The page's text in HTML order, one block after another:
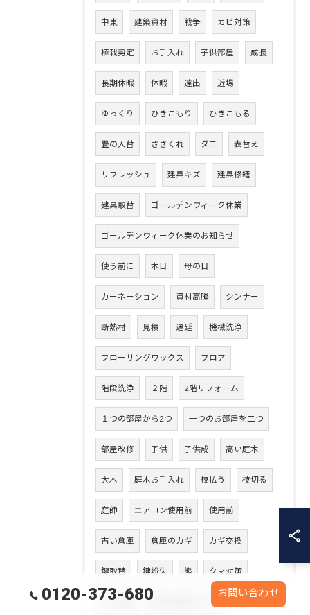
中東 建築資材 戦争 カビ対策
植栽剪定 お手入れ 子供部屋 成長
長期休暇 休暇 遠出 近場
ゆっくり ひきこもり ひきこもる
畳の入替 ささくれ ダニ 表替え
リフレッシュ 建具キズ 建具修繕
建具取替 ゴールデンウィーク休業
ゴールデンウィーク休業のお知らせ
使う前に 本日 母の日
カーネーション 資材高騰 シンナー
断熱材 見積 遅延 機械洗浄
フローリングワックス フロア
階段洗浄 ２階 2階リフォーム
１つの部屋から2つ 一つのお部屋を二つ
部屋改修 子供 子供成 高い庭木
大木 庭木お手入れ 枝払う 枝切る
庭師 エアコン使用前 使用前
古い倉庫 倉庫のカギ カギ交換
鍵取替 鍵紛失 熊 クマ対策
クマ出没 安全な環境づくり
0120-373-680 お問い合わせ